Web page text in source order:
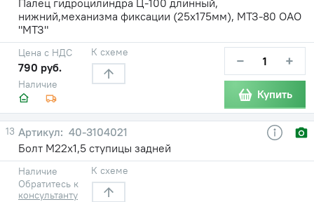
нижний,механизма фиксации (25х175мм), МТЗ-80 ОАО
"МТЗ"
Наличие
Цена с НДС
790 руб.
К схеме − +
Купить
13
40-3104021
Болт М22х1,5 ступицы задней
Наличие
Обратитесь к
консультанту
К схеме